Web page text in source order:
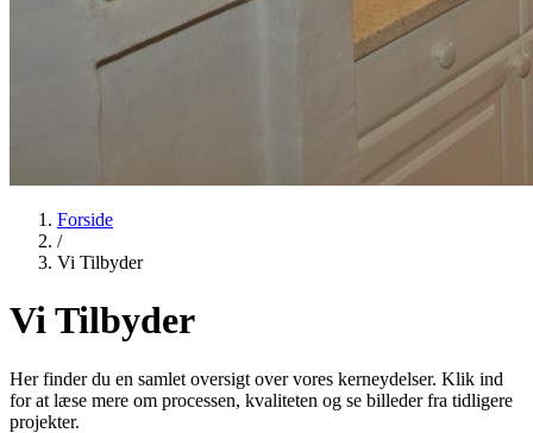
Forside
/
Vi Tilbyder
Vi Tilbyder
Her finder du en samlet oversigt over vores kerneydelser. Klik ind
for at læse mere om processen, kvaliteten og se billeder fra tidligere
projekter.